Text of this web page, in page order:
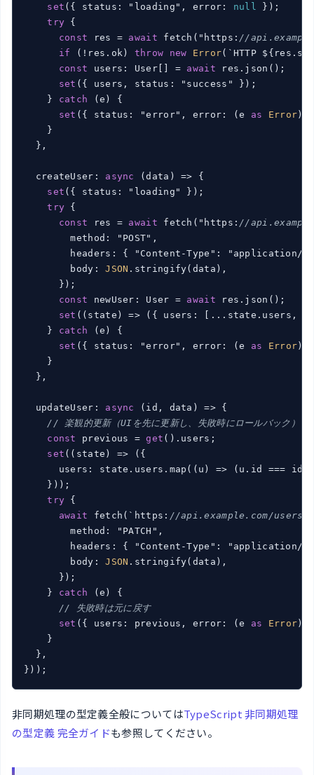
set ( { status: "loading", error: null } );
try {
const res = await fetch( "https: //
if ( !res.ok ) throw new Error( `HTTP
const users: User[] = await res.json( );
set ( { users, status: "success" } );
    }
catch ( e ) {
set ( { status: "error", error: (e as Error
    }
  },
  createUser:
async (data ) => {
set ( { status: "loading" } );
try {
const res = await fetch( "https: //
        method: "POST",
headers: { "Content-Type": "application/
        body:
JSON .stringify( data ),
      }
);
const newUser: User = await res.json( );
set ( ( state ) => ( { users: [...state.users,
    }
catch ( e ) {
set ( { status: "error", error: (e as Error
    }
  },
  updateUser:
async ( id, data ) => {
// 楽観的更新（UIを先に更新し、失敗時にロールバック）
const
previous = get ( ).users;
set ( ( state ) => ( {
      users: state.users.map(
( u ) => ( u.id ===
    }
) );
try {
await fetch( `https: //api.example.com/
        method: "PATCH",
headers: { "Content-Type": "application/
        body:
JSON .stringify( data ),
      }
);
    }
catch ( e ) {
// 失敗時は元に戻す
set ( { users: previous, error: (e as Error
    }
  },
} )
非同期処理の型定義全般についてはTypeScript 非同期処理
の型定義 完全ガイドも参照してください。